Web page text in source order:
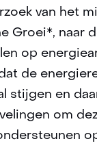
van het
Groei*, naar
op
de
stijgen en
om